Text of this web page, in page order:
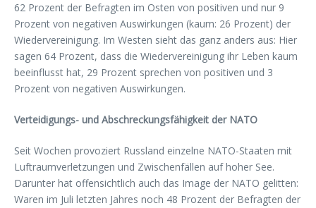
62 Prozent der Befragten im Osten von positiven und nur 9
Prozent von negativen Auswirkungen (kaum: 26 Prozent) der
Wiedervereinigung. Im Westen sieht das ganz anders aus: Hier
sagen 64 Prozent, dass die Wiedervereinigung ihr Leben kaum
beeinflusst hat, 29 Prozent sprechen von positiven und 3
Prozent von negativen Auswirkungen.
Verteidigungs- und Abschreckungsfähigkeit der NATO
Seit Wochen provoziert Russland einzelne NATO-Staaten mit
Luftraumverletzungen und Zwischenfällen auf hoher See.
Darunter hat offensichtlich auch das Image der NATO gelitten:
Waren im Juli letzten Jahres noch 48 Prozent der Befragten der